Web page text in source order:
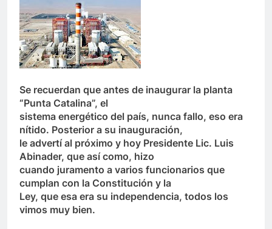
Se recuerdan que antes de inaugurar la planta
“Punta Catalina”, el
sistema energético del país, nunca fallo, eso era
nítido. Posterior a su inauguración,
le advertí al próximo y hoy Presidente Lic. Luis
Abinader, que así como, hizo
cuando juramento a varios funcionarios que
cumplan con la Constitución y la
Ley, que esa era su independencia, todos los
vimos muy bien.